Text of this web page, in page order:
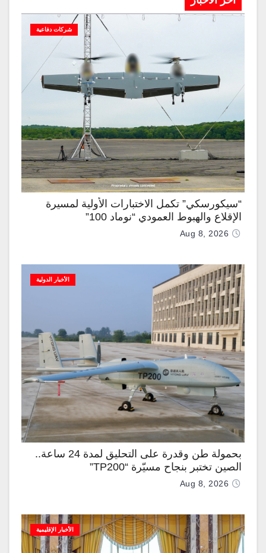
شركات دفاعية
“سيكورسكي” تكمل الاختبارات الأولية لمسيرة
الإقلاع والهبوط العمودي “نوماد 100”
Aug 8, 2026
الأخبار الدولية
بحمولة طن وقدرة على التحليق لمدة 24 ساعة..
الصين تختبر بنجاح مسيّرة “TP200”
Aug 8, 2026
الأخبار الإقليمية